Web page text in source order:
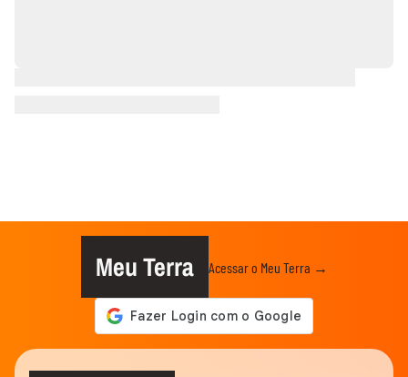
Meu Terra Acessar o Meu Terra →